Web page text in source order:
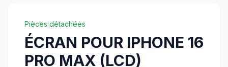
Pièces détachées
ÉCRAN POUR IPHONE 16
PRO MAX (LCD)